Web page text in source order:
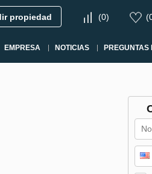
propiedad (0) (
EMPRESA NOTICIAS PREGUNTAS